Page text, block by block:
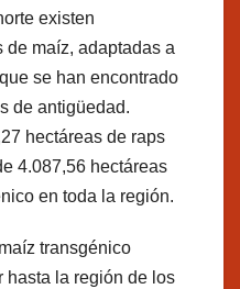
existen
maíz, adaptadas a
se han encontrado
de antigüedad.
hectáreas de raps
4.087,56 hectáreas
en toda la región.
transgénico
hasta la región de los